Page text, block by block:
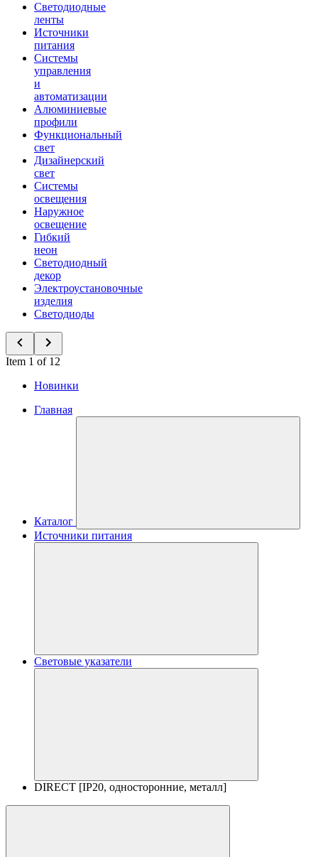
Светодиодные
ленты
Источники
питания
Системы
управления
и
автоматизации
Алюминиевые
профили
Функциональный
свет
Дизайнерский
свет
Системы
освещения
Наружное
освещение
Гибкий
неон
Светодиодный
декор
Электроустановочные
изделия
Светодиоды
Item 1 of 12
Новинки
Главная
Каталог
Источники питания
Световые указатели
DIRECT [IP20, односторонние, металл]